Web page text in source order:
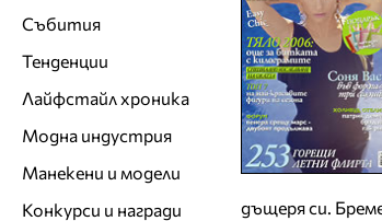
дъщеря си.
Събития
Тенденции
Лайфстайл хроника
Модна индустрия
Манекени и модели
Конкурси и награди